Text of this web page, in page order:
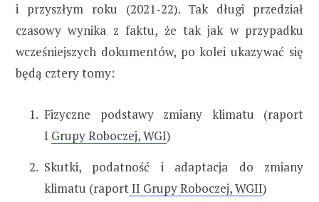
i przyszłym roku (2021-22). Tak długi przedział
czasowy wynika z faktu, że tak jak w przypadku
wcześniejszych dokumentów, po kolei ukazywać się
będą cztery tomy:
Fizyczne podstawy zmiany klimatu (raport
I Grupy Roboczej, WGI)
Skutki, podatność i adaptacja do zmiany
klimatu (raportII Grupy Roboczej, WGII)